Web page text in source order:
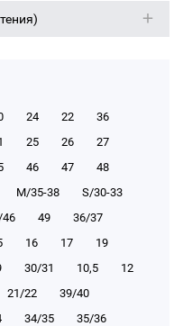
24 22
36
25 26
27
46 47
48
М/35-38
S/30-33
49
36/37
16 17
19
30/31 10,5
12
21/22
39/40
34/35
35/36